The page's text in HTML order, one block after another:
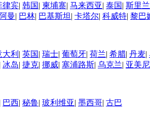
律宾| 韩国| 柬埔寨| 马来西亚| 泰国| 斯里
阿曼| 巴林| 巴基斯坦 | 卡塔尔| 科威特| 黎巴
大利 | 英国| 瑞士| 葡萄牙| 荷兰| 希腊| 丹麦|
冰岛| 捷克| 挪威| 塞浦路斯| 乌克兰| 亚美
巴西| 秘鲁| 玻利维亚| 墨西哥| 古巴